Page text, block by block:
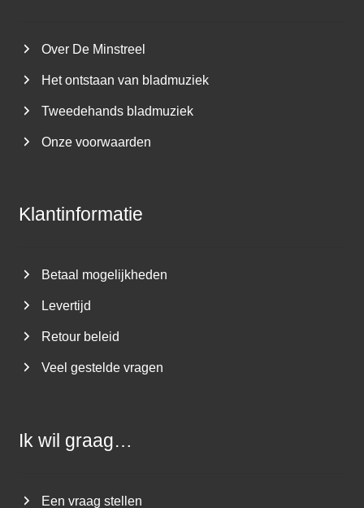
Over De Minstreel
Het ontstaan van bladmuziek
Tweedehands bladmuziek
Onze voorwaarden
Klantinformatie
Betaal mogelijkheden
Levertijd
Retour beleid
Veel gestelde vragen
Ik wil graag…
Een vraag stellen